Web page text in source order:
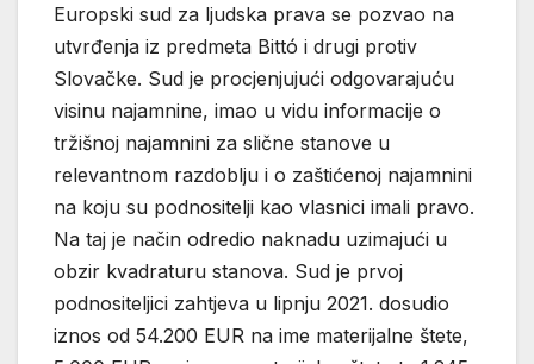
Europski sud za ljudska prava se pozvao na
utvrđenja iz predmeta Bittó i drugi protiv
Slovačke. Sud je procjenjujući odgovarajuću
visinu najamnine, imao u vidu informacije o
tržišnoj najamnini za slične stanove u
relevantnom razdoblju i o zaštićenoj najamnini
na koju su podnositelji kao vlasnici imali pravo.
Na taj je način odredio naknadu uzimajući u
obzir kvadraturu stanova. Sud je prvoj
podnositeljici zahtjeva u lipnju 2021. dosudio
iznos od 54.200 EUR na ime materijalne štete,